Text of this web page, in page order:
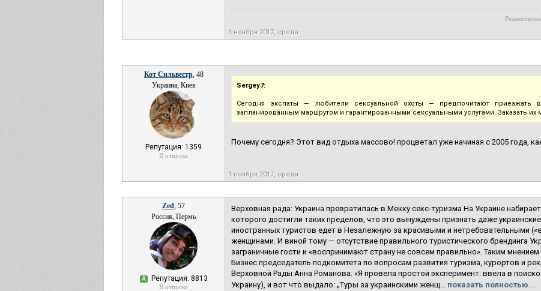
1 ноября 2017, среда
Кот Сильвестр, 48
Украина, Киев
Репутация: 1359
В отпуске
Sergey7:
Сегодня экспаты — любители сексуальной охоты — предпочитают приезжать
запланированным маршрутом и гарантированными сексуальными услугами. Заказать их
Почему сегодня? Этот вид отдыха массово! процветал уже начиная с 2005 года,
1 ноября 2017, среда
Zed, 57
Россия, Пермь
А Репутация: 8813
В отпуске
Верховная рада: Украина превратилась в Мекку секс-туризма На Украине
которого достигли таких пределов, что это вынуждены признать даже
иностранных туристов едет в Незалежную за красивыми и нетребовательными
женщинами. И виной тому — отсутствие правильного туристического брендинга
заграничные гости и «воспринимают страну не совсем правильно». Таким
Бизнес председатель подкомитета по вопросам развития туризма, курортов и
Верховной Рады Анна Романова. «Я провела простой эксперимент: ввела в
Украину), и вот что выдало: „Туры за украинскими женщ... показать полностью...